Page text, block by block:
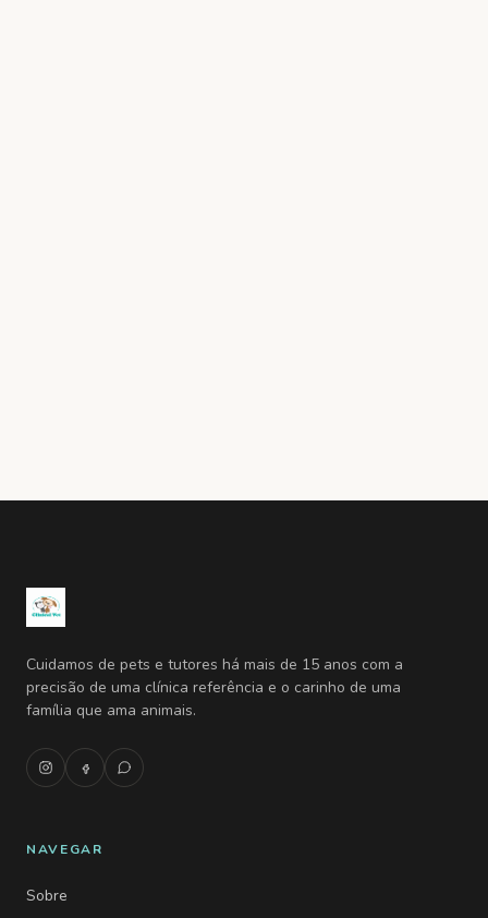
Cuidamos de pets e tutores há mais de 15 anos com a
precisão de uma clínica referência e o carinho de uma
família que ama animais.
NAVEGAR
Sobre